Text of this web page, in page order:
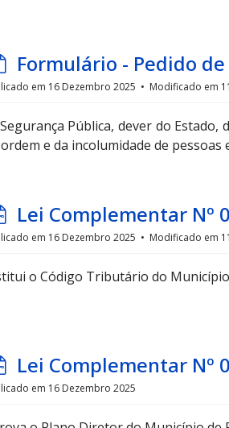
d
e
a
u
t
Formulário - Pedido
em 16 Dezembro 2025 Modificado em
Segurança Pública, dever do
e da incolumidade de pessoas
p
d
Lei Complementar Nº
em 16 Dezembro 2025 Modificado em
o Código Tributário do
p
d
Lei Complementar Nº
em 16 Dezembro 2025